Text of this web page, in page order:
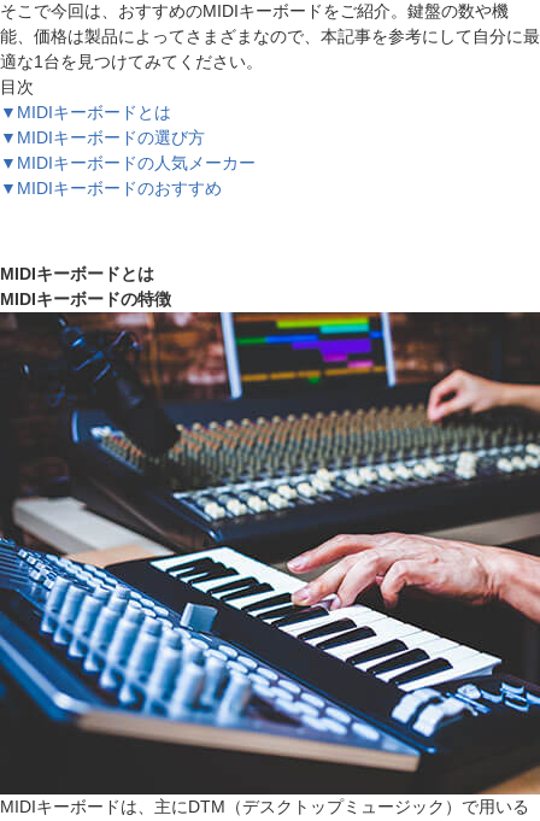
そこで今回は、おすすめのMIDIキーボードをご紹介。鍵盤の数や機
能、価格は製品によってさまざまなので、本記事を参考にして自分に最
適な1台を見つけてみてください。
目次
▼MIDIキーボードとは
▼MIDIキーボードの選び方
▼MIDIキーボードの人気メーカー
▼MIDIキーボードのおすすめ
MIDIキーボードとは
MIDIキーボードの特徴
MIDIキーボードは、主にDTM（デスクトップミュージック）で用いる